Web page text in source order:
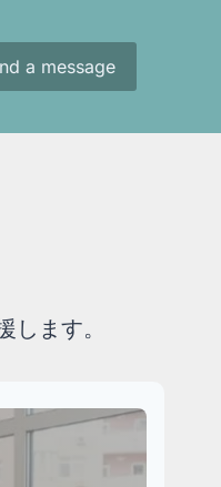
a message
ます。